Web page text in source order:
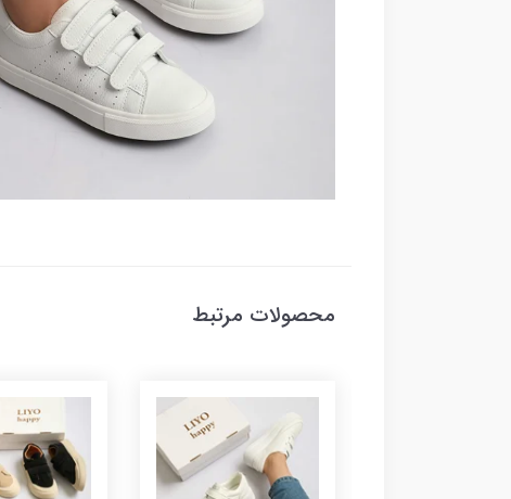
محصولات مرتبط